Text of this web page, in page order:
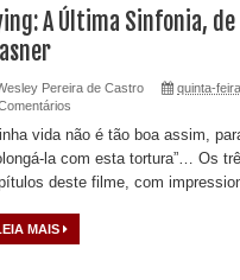
A Última Sinfonia,
Pereira de Castro
quinta-
vida não é tão boa assim,
la com esta tortura”… Os
deste filme, com
MAIS